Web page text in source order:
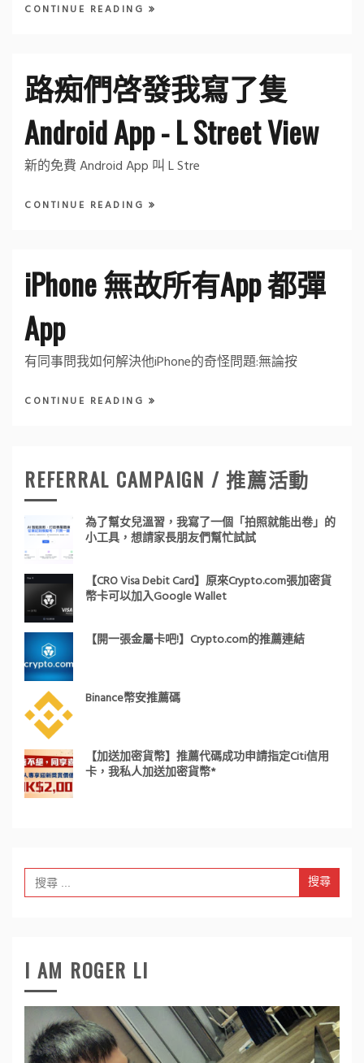
CONTINUE READING
路痴們啓發我寫了隻
Android App - L Street View
新的免費 Android App 叫 L Stre
CONTINUE READING
iPhone 無故所有App 都彈
App
有同事問我如何解決他iPhone的奇怪問題:無論按
CONTINUE READING
REFERRAL CAMPAIGN / 推薦活動
為了幫女兒溫習，我寫了一個「拍照就能出卷」的
小工具，想請家長朋友們幫忙試試
【CRO Visa Debit Card】原來Crypto.com張加密貨
幣卡可以加入Google Wallet
【開一張金屬卡吧!】Crypto.com的推薦連結
Binance幣安推薦碼
【加送加密貨幣】推薦代碼成功申請指定Citi信用
卡，我私人加送加密貨幣*
Search
for:
I AM ROGER LI